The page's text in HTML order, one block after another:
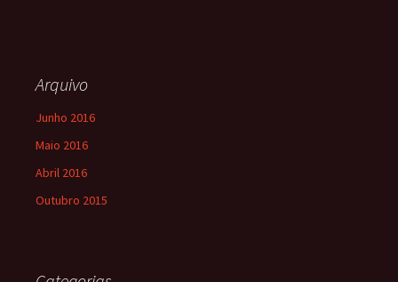
Arquivo
Junho 2016
Maio 2016
Abril 2016
Outubro 2015